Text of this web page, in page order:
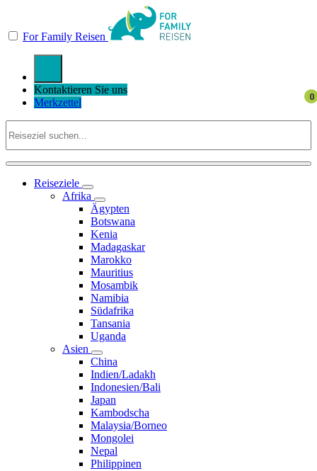
For Family Reisen
Kontaktieren Sie uns
Merkzettel
Reiseziele
Afrika
Ägypten
Botswana
Kenia
Madagaskar
Marokko
Mauritius
Mosambik
Namibia
Südafrika
Tansania
Uganda
Asien
China
Indien/Ladakh
Indonesien/Bali
Japan
Kambodscha
Malaysia/Borneo
Mongolei
Nepal
Philippinen